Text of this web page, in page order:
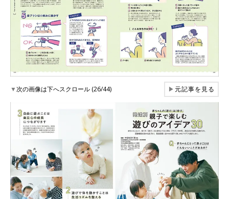
▼次の画像は下へスクロール (26/44) ▶元記事を見る